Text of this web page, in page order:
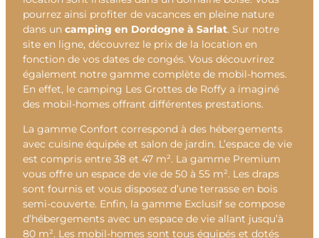
pourrez ainsi profiter de vacances en pleine nature
dans un camping en Dordogne à Sarlat. Sur notre
site en ligne, découvrez le prix de la location en
fonction de vos dates de congés. Vous découvrirez
également notre gamme complète de mobil-homes.
En effet, le camping Les Grottes de Roffy a imaginé
des mobil-homes offrant différentes prestations.
La gamme Confort correspond à des hébergements
avec cuisine équipée et salon de jardin. L’espace de vie
est compris entre 38 et 47 m². La gamme Premium
vous offre un espace de vie de 50 à 55 m². Les draps
sont fournis et vous disposez d’une terrasse en bois
semi-couverte. Enfin, la gamme Exclusif se compose
d’hébergements avec un espace de vie allant jusqu’à
80 m². Les mobil-homes sont tous équipés et dotés